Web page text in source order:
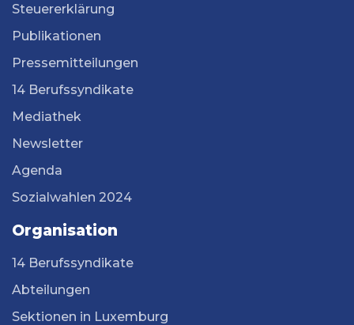
Steuererklärung
Publikationen
Pressemitteilungen
14 Berufssyndikate
Mediathek
Newsletter
Agenda
Sozialwahlen 2024
Organisation
14 Berufssyndikate
Abteilungen
Sektionen in Luxemburg